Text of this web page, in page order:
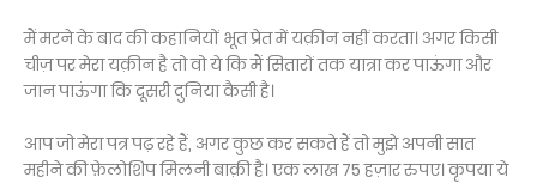
मैं मरने के बाद की कहानियों भूत प्रेत में यक़ीन नहीं करता। अगर किसी
चीज़ पर मेरा यक़ीन है तो वो ये कि मैं सितारों तक यात्रा कर पाऊंगा और
जान पाऊंगा कि दूसरी दुनिया कैसी है।
आप जो मेरा पत्र पढ़ रहे हैं, अगर कुछ कर सकते हैं तो मुझे अपनी सात
महीने की फ़ेलोशिप मिलनी बाक़ी है। एक लाख 75 हज़ार रुपए। कृपया ये